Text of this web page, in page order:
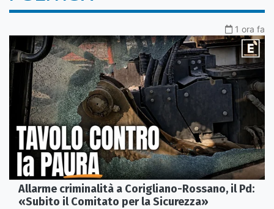
1 ora fa
Allarme criminalità a Corigliano-Rossano, il Pd:
«Subito il Comitato per la Sicurezza»